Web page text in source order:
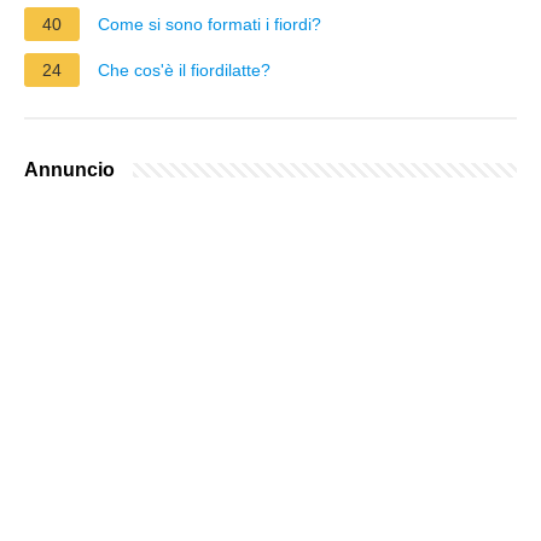
40 Come si sono formati i fiordi?
24 Che cos'è il fiordilatte?
Annuncio